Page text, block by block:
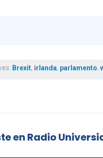
Brexit, irlanda, parlamento,
en Radio